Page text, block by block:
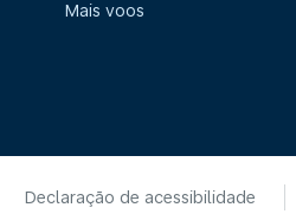
Mais voos
Declaração de acessibilidade